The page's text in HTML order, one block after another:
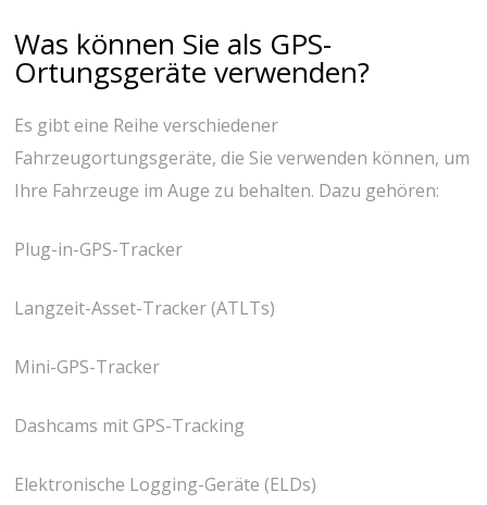
Was können Sie als GPS-
Ortungsgeräte verwenden?
Es gibt eine Reihe verschiedener
Fahrzeugortungsgeräte, die Sie verwenden können, um
Ihre Fahrzeuge im Auge zu behalten. Dazu gehören:
Plug-in-GPS-Tracker
Langzeit-Asset-Tracker (ATLTs)
Mini-GPS-Tracker
Dashcams mit GPS-Tracking
Elektronische Logging-Geräte (ELDs)